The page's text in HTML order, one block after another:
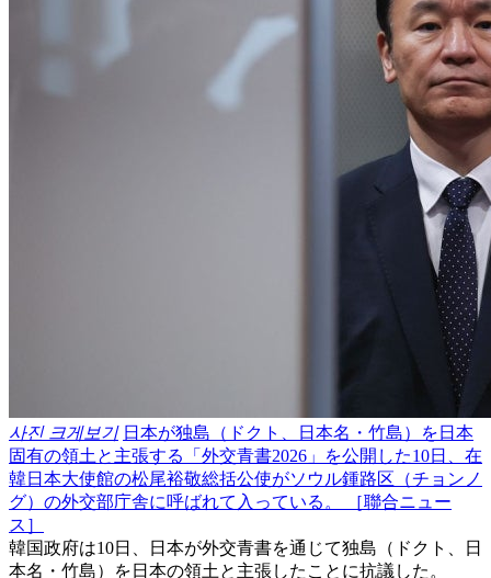
사진 크게보기 日本が独島（ドクト、日本名・竹島）を日本
固有の領土と主張する「外交青書2026」を公開した10日、在
韓日本大使館の松尾裕敬総括公使がソウル鍾路区（チョンノ
グ）の外交部庁舎に呼ばれて入っている。 ［聯合ニュー
ス］
韓国政府は10日、日本が外交青書を通じて独島（ドクト、日
本名・竹島）を日本の領土と主張したことに抗議した。